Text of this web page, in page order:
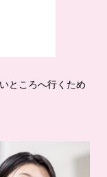
ところへ行くため